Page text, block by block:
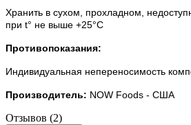
Хранить в сухом, прохладном,
при t° не выше +25°С
Противопоказания:
Индивидуальная непереносимость
Производитель: NOW Foods - США
Отзывов (2)